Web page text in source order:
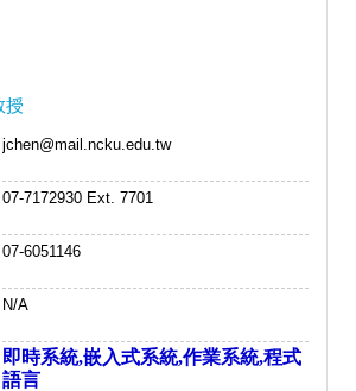
授
jchen@mail.ncku.edu.tw
07-7172930 Ext. 7701
07-6051146
N/A
即時系統,嵌入式系統,作業系統,程式
語言